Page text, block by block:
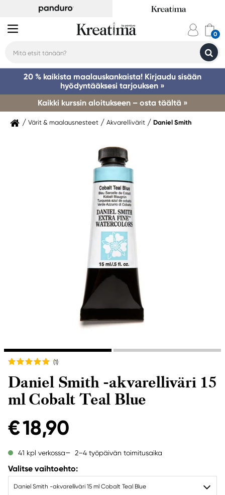
20 % kaikista maalauskankaista! Kirjaudu sisään
hyödyntääksesi tarjouksen »
Kaikki kurssin aloitukseen – osta täältä »
Värit & maalausnesteet Akvarellivärit Daniel Smith
(1)
Daniel Smith -akvarelliväri 15
ml Cobalt Teal Blue
€ 18,90
41 kpl verkossa 2–4 työpäivän toimitusaika
Valitse vaihtoehto:
Daniel Smith -akvarelliväri 15 ml Cobalt Teal Blue